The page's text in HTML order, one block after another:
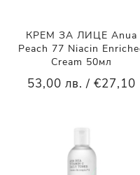
КРЕМ ЗА ЛИЦЕ Anua
Peach 77 Niacin
Cream 50мл
53,00 лв. / €27,10